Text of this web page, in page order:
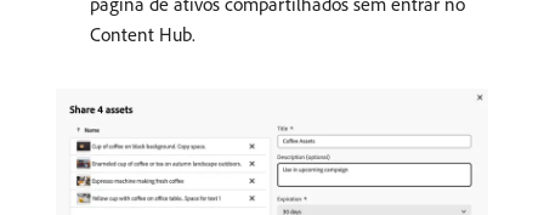
Content Hub.